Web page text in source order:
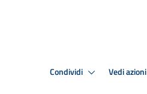
Condividi Vedi azioni